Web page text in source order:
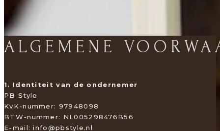
ALGEMENE
1. Identiteit van de ondernemer
PB Style
KvK-nummer: 97948098
BTW-nummer: NL005298476B56
E-mail: info@pbstyle.nl